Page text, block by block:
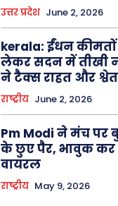
उत्तर प्रदेश June 2, 2026
kerala: ईंधन
लेकर सदन में तीखी
ने टैक्स राहत और
राष्ट्रीय June 2, 2026
Pm Modi ने मंच पर
के छुए पैर, भावुक कर
वायरल
राष्ट्रीय May 9, 2026